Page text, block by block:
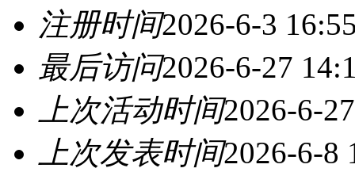
注册时间2026-6-3
最后访问2026-6-27
上次活动时间2026-6-
上次发表时间2026-6-8